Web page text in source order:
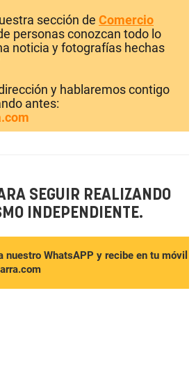
sección de Comercio
personas conozcan todo lo
noticia y fotografías hechas
y hablaremos contigo
antes:
SEGUIR REALIZANDO
INDEPENDIENTE.
nuestro WhatsAPP y recibe en tu móvil